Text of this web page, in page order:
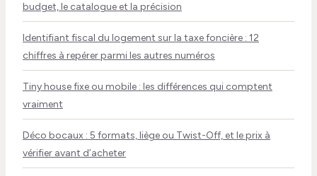
budget, le catalogue et la précision
Identifiant fiscal du logement sur la taxe foncière : 12
chiffres à repérer parmi les autres numéros
Tiny house fixe ou mobile : les différences qui comptent
vraiment
Déco bocaux : 5 formats, liège ou Twist-Off, et le prix à
vérifier avant d’acheter